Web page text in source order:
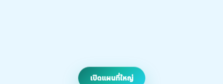
เปิดแผนที่ใหญ่